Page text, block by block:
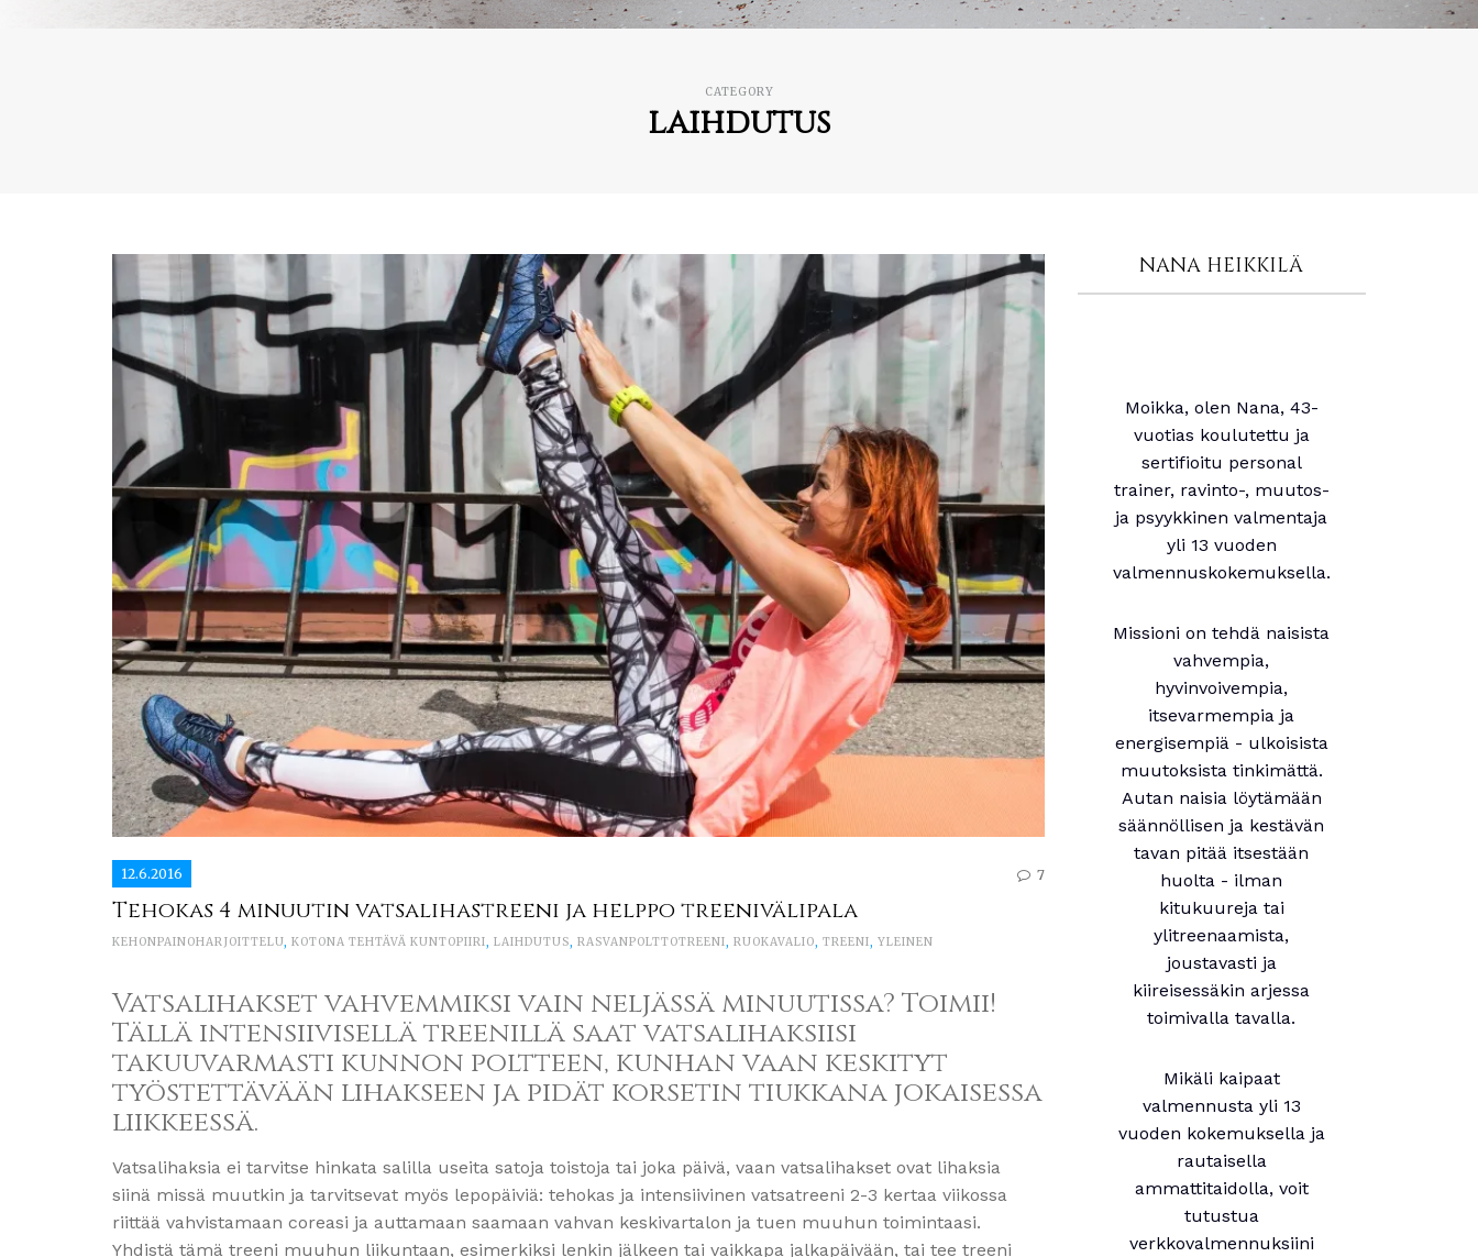
CATEGORY
laihdutus
12.6.2016 7
Tehokas 4 minuutin vatsalihastreeni ja helppo treenivälipala
KEHONPAINOHARJOITTELU, KOTONA TEHTÄVÄ KUNTOPIIRI, LAIHDUTUS, RASVANPOLTTOTREENI, RUOKAVALIO, TREENI, YLEINEN
Vatsalihakset vahvemmiksi vain neljässä minuutissa? Toimii!
Tällä intensiivisellä treenillä saat vatsalihaksiisi
takuuvarmasti kunnon poltteen, kunhan vaan keskityt
työstettävään lihakseen ja pidät korsetin tiukkana jokaisessa
liikkeessä.
Vatsalihaksia ei tarvitse hinkata salilla useita satoja toistoja tai joka päivä, vaan vatsalihakset ovat lihaksia
siinä missä muutkin ja tarvitsevat myös lepopäiviä: tehokas ja intensiivinen vatsatreeni 2-3 kertaa viikossa
riittää vahvistamaan coreasi ja auttamaan saamaan vahvan keskivartalon ja tuen muuhun toimintaasi.
Yhdistä tämä treeni muuhun liikuntaan, esimerkiksi lenkin jälkeen tai vaikkapa jalkapäivään, tai tee treeni
NANA HEIKKILÄ
Moikka, olen Nana, 43-
vuotias koulutettu ja
sertifioitu personal
trainer, ravinto-, muutos-
ja psyykkinen valmentaja
yli 13 vuoden
valmennuskokemuksella.
Missioni on tehdä naisista
vahvempia,
hyvinvoivempia,
itsevarmempia ja
energisempiä - ulkoisista
muutoksista tinkimättä.
Autan naisia löytämään
säännöllisen ja kestävän
tavan pitää itsestään
huolta - ilman
kitukuureja tai
ylitreenaamista,
joustavasti ja
kiireisessäkin arjessa
toimivalla tavalla.
Mikäli kaipaat
valmennusta yli 13
vuoden kokemuksella ja
rautaisella
ammattitaidolla, voit
tutustua
verkkovalmennuksiini